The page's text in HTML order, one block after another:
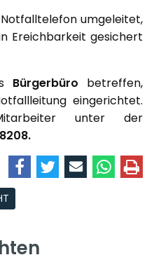
umgeleitet,
Ereichbarkeit gesichert
Bürgerbüro betreffen,
eingerichtet.
unter der